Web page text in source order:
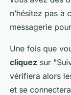
n’hésitez pas à
messagerie
Une fois que
cliquez sur
vérifiera alors
et se